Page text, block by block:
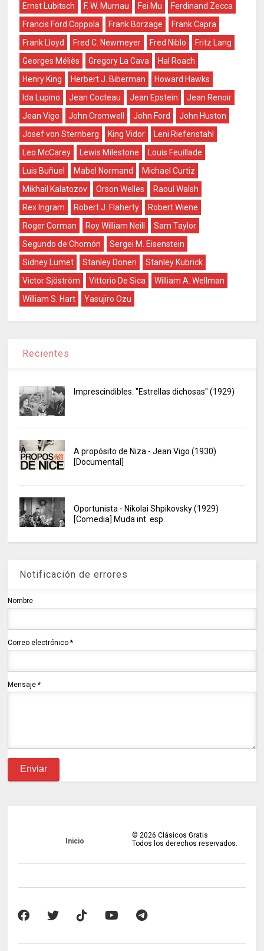
Ernst Lubitsch
F. W. Murnau Fei Mu
Ferdinand Zecca
Francis Ford Coppola
Frank Borzage
Frank Capra
Frank Lloyd
Fred C. Newmeyer Fred Niblo
Fritz Lang
Georges Méliès
Gregory La Cava
Hal Roach
Henry King
Herbert J. Biberman
Howard Hawks
Ida Lupino
Jean Cocteau Jean Epstein
Jean Renoir
Jean Vigo
John Cromwell John Ford
John Huston
Josef von Sternberg
King Vidor
Leni Riefenstahl
Leo McCarey
Lewis Milestone
Louis Feuillade
Luis Buñuel
Mabel Normand
Michael Curtiz
Mikhail Kalatozov
Orson Welles
Raoul Walsh
Rex Ingram
Robert J. Flaherty
Robert Wiene
Roger Corman
Roy William Neill
Sam Taylor
Segundo de Chomón
Sergei M. Eisenstein
Sidney Lumet
Stanley Donen
Stanley Kubrick
Victor Sjöström
Vittorio De Sica
William A. Wellman
William S. Hart
Yasujiro Ozu
Recientes
Imprescindibles: "Estrellas dichosas" (1929)
A propósito de Niza - Jean Vigo (1930)
[Documental]
Oportunista - Nikolai Shpikovsky (1929)
[Comedia] Muda int. esp.
Notificación de errores
Nombre
Correo electrónico*
Mensaje*
Inicio
© 2026 Clásicos Gratis
Todos los derechos reservados.